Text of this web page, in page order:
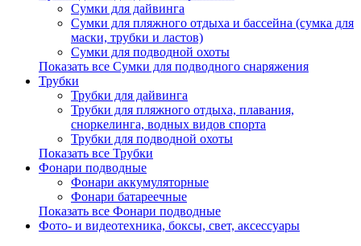
Сумки для дайвинга
Сумки для пляжного отдыха и бассейна (сумка для
маски, трубки и ластов)
Сумки для подводной охоты
Показать все Сумки для подводного снаряжения
Трубки
Трубки для дайвинга
Трубки для пляжного отдыха, плавания,
сноркелинга, водных видов спорта
Трубки для подводной охоты
Показать все Трубки
Фонари подводные
Фонари аккумуляторные
Фонари батареечные
Показать все Фонари подводные
Фото- и видеотехника, боксы, свет, аксессуары